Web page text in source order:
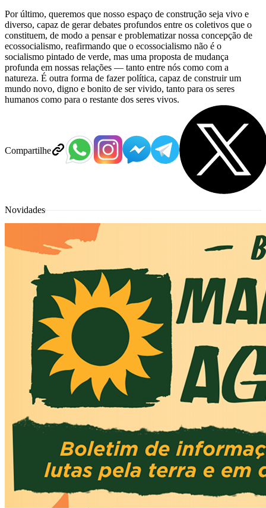
Compartilhe
Por último, queremos que nosso espaço de construção seja vivo e
diverso, capaz de gerar debates profundos entre os coletivos que o
constituem, de modo a pensar e problematizar nossa concepção de
ecossocialismo, reafirmando que o ecossocialismo não é o
socialismo pintado de verde, mas uma proposta de mudança
profunda em nossas relações — tanto entre nós como com a
natureza. É outra forma de fazer política, capaz de construir um
mundo novo, digno e bonito de ser vivido, tanto para os seres
humanos como para o restante dos seres vivos.
Novidades